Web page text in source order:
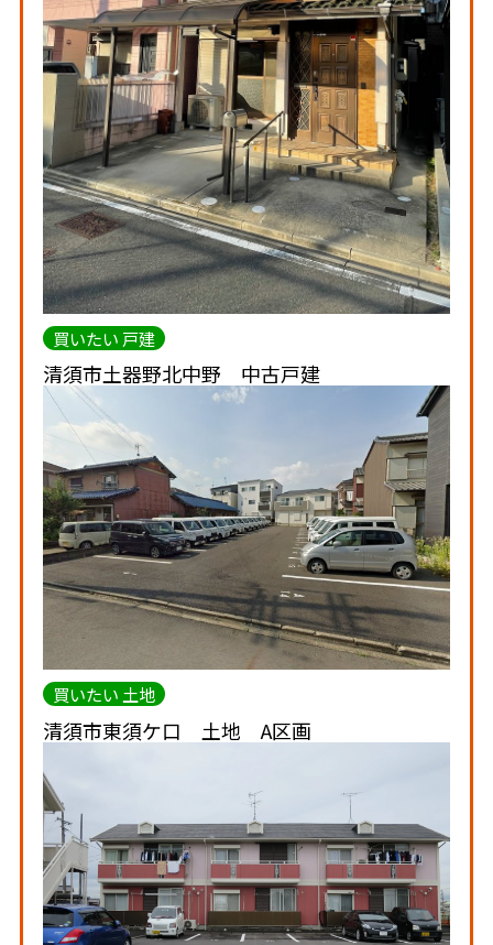
買いたい 戸建
清須市土器野北中野 中古戸建
買いたい 土地
清須市東須ケ口 土地 A区画